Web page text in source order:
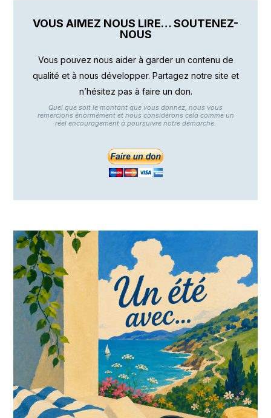
VOUS AIMEZ NOUS LIRE… SOUTENEZ-
NOUS
Vous pouvez nous aider à garder un contenu de
qualité et à nous développer. Partagez notre site et
n’hésitez pas à faire un don.
Quel que soit le montant que vous donnez, nous vous
remercions énormément et nous considérons cela comme un
réel encouragement à poursuivre notre démarche.